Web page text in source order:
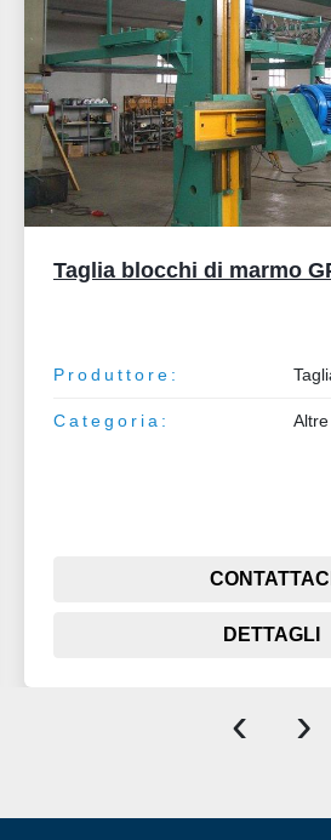
Taglia blocchi di marmo
Produttore:
Categoria:
CONTATTACI
DETTAGLI
‹ ›